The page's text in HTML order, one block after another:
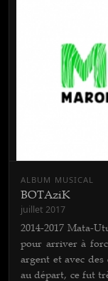
ALBUM MUSICAL
BOTAziK
juillet 2017
2014-2017 Mata-
pour arriver à
argent et avec des
au départ, ce fut